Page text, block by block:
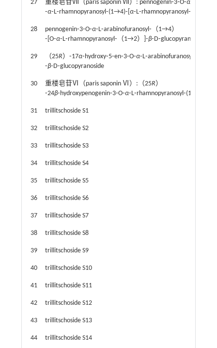
27 重楼皂苷Ⅶ（paris saponin Ⅶ）: pennogenin⁃3⁃O⁃α
⁃α⁃L⁃rhamnopyranosyl⁃(1→4)⁃[ α⁃L⁃rhamnopyranosyl⁃(1→2)]⁃
28 pennogenin⁃3⁃O⁃α⁃L⁃arabinofuranosyl⁃（1→4）
⁃[O⁃α⁃L⁃rhamnopyranosyl⁃（1→2）]⁃β⁃D⁃glucopyranoside
29 （25R）⁃17α⁃hydroxy⁃5⁃en⁃3⁃O⁃α⁃L⁃arabinofuranosyl⁃（
⁃β⁃D⁃glucopyranoside
30 重楼皂苷Ⅵ（paris saponin Ⅵ）:（25R）
⁃24β⁃hydroxypenogenin⁃3⁃O⁃α⁃L⁃rhamnopyranosyl⁃(1→2）⁃
31 trillitschoside S1
32 trillitschoside S2
33 trillitschoside S3
34 trillitschoside S4
35 trillitschoside S5
36 trillitschoside S6
37 trillitschoside S7
38 trillitschoside S8
39 trillitschoside S9
40 trillitschoside S10
41 trillitschoside S11
42 trillitschoside S12
43 trillitschoside S13
44 trillitschoside S14